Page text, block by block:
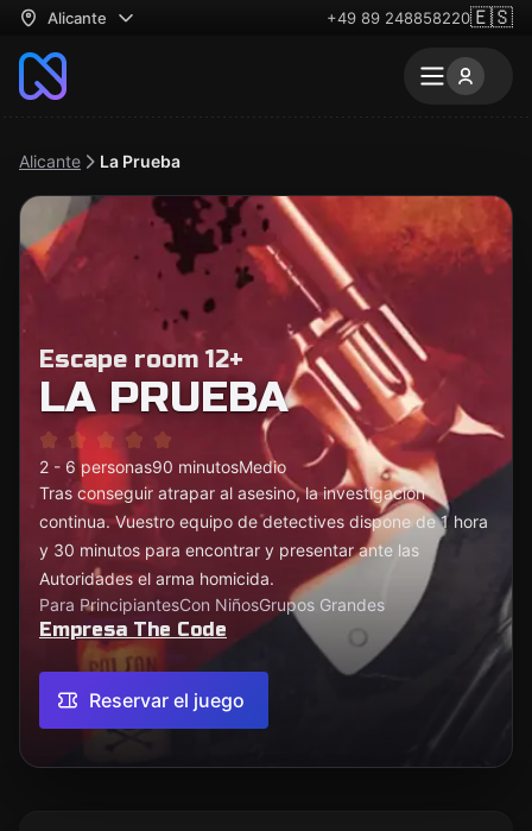
Alicante +49 89 248858220🇪🇸
Alicante La Prueba
Escape room 12+
LA PRUEBA
2 - 6 personas90 minutosMedio
Tras conseguir atrapar al asesino, la investigación
continua. Vuestro equipo de detectives dispone de 1 hora
y 30 minutos para encontrar y presentar ante las
Autoridades el arma homicida.
Para PrincipiantesCon NiñosGrupos Grandes
Empresa The Code
Reservar el juego